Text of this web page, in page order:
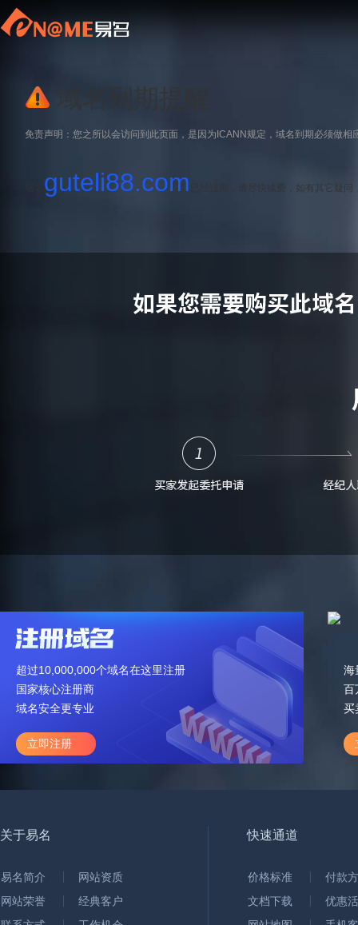
域名到期提醒
免责声明：您之所以会访问到此页面，是因为ICANN规定，域名到期必须做相
guteli88.com 已经过期，请尽快续费，如有其它疑
超过10,000,000个域名在这里注册
国家核心注册商
域名安全更专业
立即注册
海
百
买
关于易名
易名简介
网站资质
网站荣誉
经典客户
快速通道
价格标准
付款
文档下载
优惠